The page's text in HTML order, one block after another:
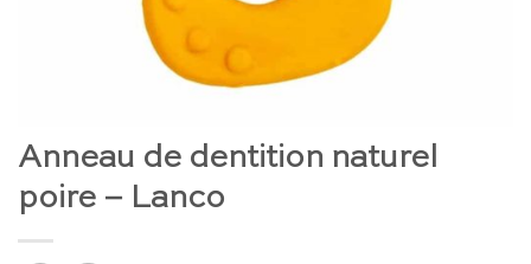
Anneau de dentition naturel
poire – Lanco